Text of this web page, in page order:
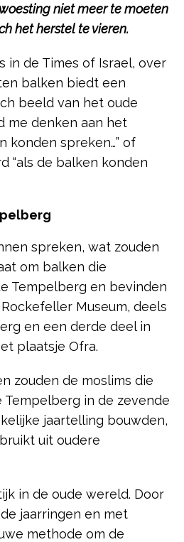
niet meer te moeten
het herstel te vieren.
in de Times of Israel, over
balken biedt een
beeld van het oude
me denken aan het
konden spreken…” of
“als de balken konden
spreken, wat zouden
om balken die
Tempelberg en bevinden
Museum, deels
en een derde deel in
plaatsje Ofra.
zouden de moslims die
in de zevende
jaartelling bouwden,
uit oudere
in de oude wereld. Door
jaarringen en met
methode om de